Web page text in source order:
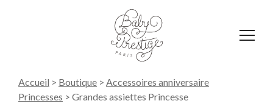
Accueil > Boutique > Accessoires anniversaire
Princesses > Grandes assiettes Princesse